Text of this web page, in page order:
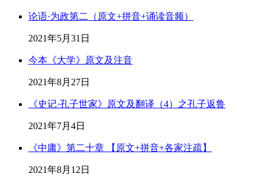
论语·为政第二（原文+拼音+诵读音频）
2021年5月31日
今本《大学》原文及注音
2021年8月27日
《史记·孔子世家》原文及翻译（4）之孔子返鲁
2021年7月4日
《中庸》第二十章 【原文+拼音+各家注疏】
2021年8月12日